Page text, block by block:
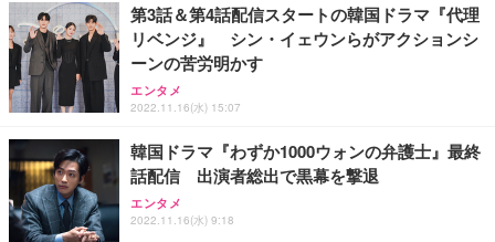
務用 おしゃれ パソコンチェア (ブラック)
Sezlife オフィスチェア デスクチェア 疲れない テレ
ワーク チェア 強化バックレスト 30度ロッキング機
能 人間工学 椅子 腰サポート 90度跳ね上げ式アーム
レスト 3Dヘッドレスト ハンガー付き 高反発クッシ
務用 おしゃれ パソコンチェア (ホワイト)
￥7,680
ANDWINT オフィスチェア デスクチェア 肘なし メ
ッシュ 通気性 ランバーサポート付き 腰サポート ガ
ス圧無段階昇降 360度回転 キャスター付き コンパク
【整備済み品】Dell E2724HS 27インチ 液晶モニタ
ー フルHD（1920×1080）VA 非光沢 HDMI/DisplayP
ort/VGA スピーカー内蔵 高さ調整 スイベル VESA対
応 ComfortView ビジネス向け
￥15,800
【MiniLED/24.5inch/280Hz/FHD】GRAPHT THE S
HOOTER Gaming Monitor 24” Essential ゲーミン
グモニター QD 24.5インチ 1ms FHD 量子ドット 残
Smart Basic(スマートベーシック) 【Amazon.co.jp
限定】 Smart Basic アイリスオーヤマ ペットシーツ
超厚型 お徳用 ワイド 100枚入 (x 1) (ケース販売)
￥3,670
アイリスオーヤマ ペットシーツ 超厚型 お徳用 レギ
ュラー 200枚入【Amazon.co.jp限定】
第3話＆第4話配信スタートの韓国ドラマ『代理
リベンジ』 シン・イェウンらがアクションシ
ーンの苦労明かす
エンタメ
2022.11.16(水) 15:07
韓国ドラマ『わずか1000ウォンの弁護士』最終
話配信 出演者総出で黒幕を撃退
エンタメ
2022.11.16(水) 9:18